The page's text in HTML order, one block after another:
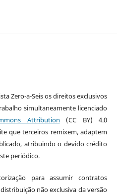
Zero-a-Seis os direitos exclusivos
simultaneamente licenciado
Attribution (CC BY) 4.0
que terceiros remixem, adaptem
atribuindo o devido crédito
periódico.
para assumir contratos
não exclusiva da versão